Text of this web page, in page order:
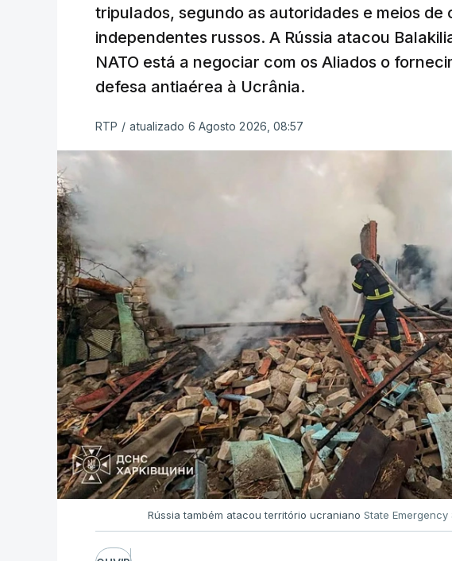
tripulados, segundo as autoridades e meios de
independentes russos. A Rússia atacou
NATO está a negociar com os Aliados o
defesa antiaérea à Ucrânia.
RTP / atualizado 6 Agosto 2026, 08:57
Rússia também atacou território ucraniano State